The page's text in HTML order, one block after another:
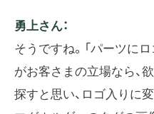
勇上さん：
そうですね。「パーツに
がお客さまの立場なら、
探すと思い、ロゴ入りに